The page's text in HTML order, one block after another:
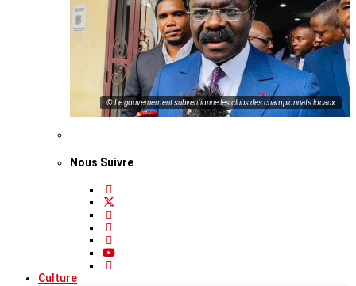
© Le gouvernement subventionne les clubs des championnats locaux
Nous Suivre
Culture